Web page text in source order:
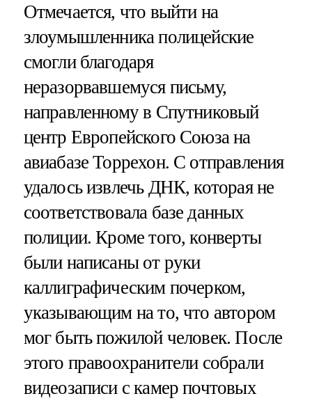
Отмечается, что выйти на
злоумышленника полицейские
смогли благодаря
неразорвавшемуся письму,
направленному в Спутниковый
центр Европейского Союза на
авиабазе Торрехон. С отправления
удалось извлечь ДНК, которая не
соответствовала базе данных
полиции. Кроме того, конверты
были написаны от руки
каллиграфическим почерком,
указывающим на то, что автором
мог быть пожилой человек. После
этого правоохранители собрали
видеозаписи с камер почтовых